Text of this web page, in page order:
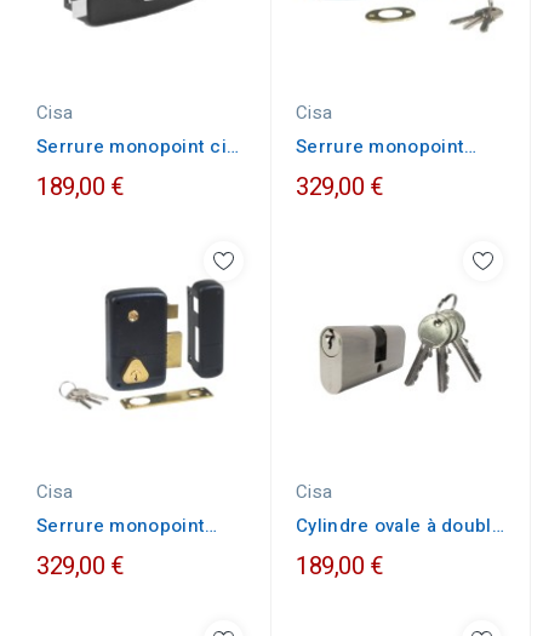
Cisa
Serrure monopoint cisa
à bouton horizontal...
189,00 €
Cisa
Serrure monopoint
Cisa horizontale à
tirage
329,00 €
Cisa
Serrure monopoint
Cisa verticale fouillot
329,00 €
Cisa
Cylindre ovale à double
entrée Cisa PO55
189,00 €